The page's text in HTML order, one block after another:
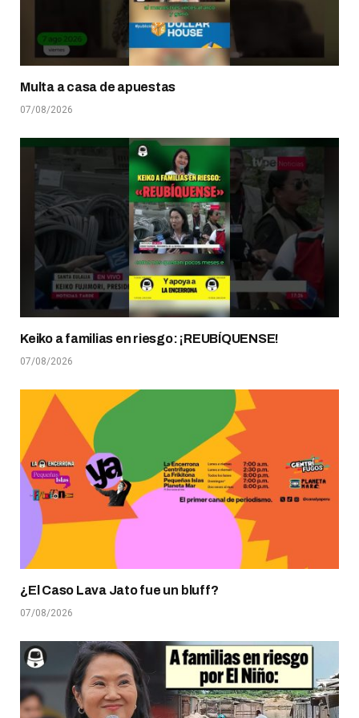
Multa a casa de apuestas
07/08/2026
Keiko a familias en riesgo: ¡REUBÍQUENSE!
07/08/2026
¿El Caso Lava Jato fue un bluff?
07/08/2026